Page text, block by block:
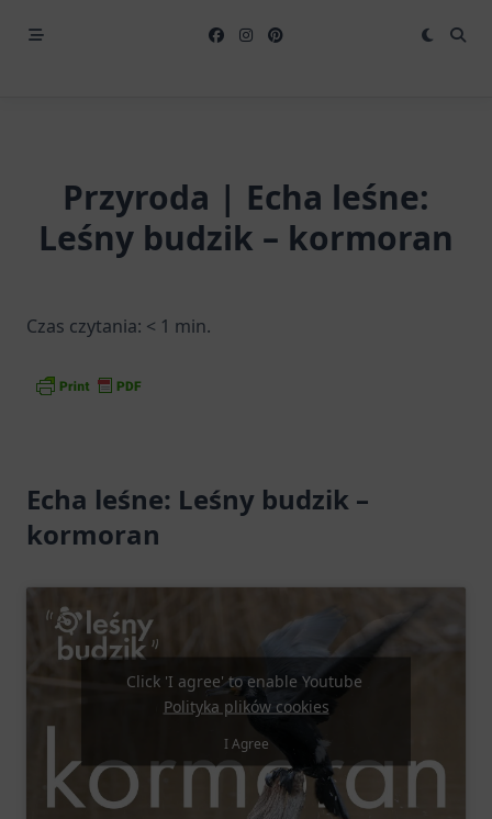
Przyroda | Echa leśne:
Leśny budzik – kormoran
Czas czytania: < 1 min.
Echa leśne: Leśny budzik –
kormoran
Click 'I agree' to enable Youtube
Polityka plików cookies
I Agree